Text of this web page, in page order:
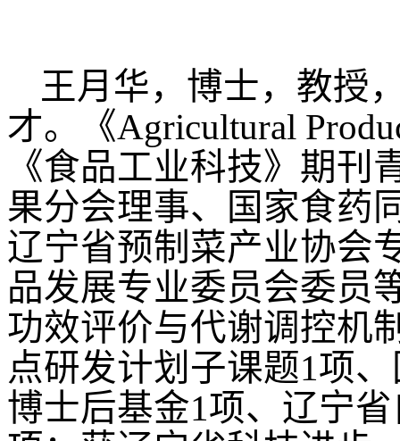
王月华，博士，教授
才。《Agricultural
《食品工业科技》期刊
果分会理事、国家食药
辽宁省预制菜产业协会
品发展专业委员会委员
功效评价与代谢调控机
点研发计划子课题1项
博士后基金1项、辽宁